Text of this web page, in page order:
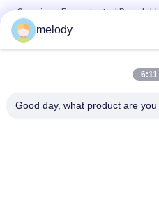
Openings Fenestrated
Individuele Steriele Verpakking
Niet-geweven wegwerp
Beschikbare Chirurgische
melody
6:11
Good day, what product are